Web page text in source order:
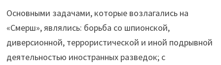
Основными задачами, которые возлагались на
«Смерш», являлись: борьба со шпионской,
диверсионной, террористической и иной подрывной
деятельностью иностранных разведок; с